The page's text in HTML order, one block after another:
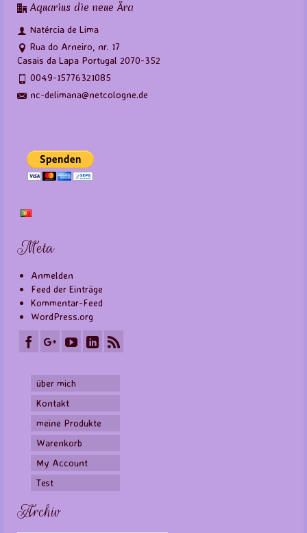
Aquarius die neue Ära
Natércia de Lima
Rua do Arneiro, nr. 17
Casais da Lapa Portugal 2070-352
0049-15776321085
nc-delimana@netcologne.de
Meta
Anmelden
Feed der Einträge
Kommentar-Feed
WordPress.org
über mich
Kontakt
meine Produkte
Warenkorb
My Account
Test
Archiv